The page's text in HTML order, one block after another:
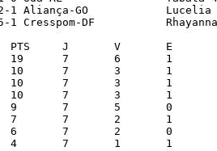
1 Aliança-GO            Lucelia
Cresspom-DF